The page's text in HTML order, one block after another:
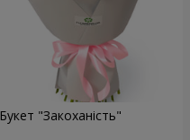
Букет "Закоханість"